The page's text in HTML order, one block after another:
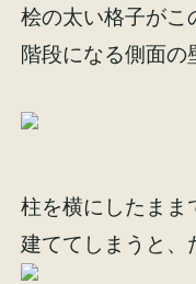
桧の太い格子がこ
階段になる側面の
柱を横にしたまま
建ててしまうと、
リノベーション
施工事例